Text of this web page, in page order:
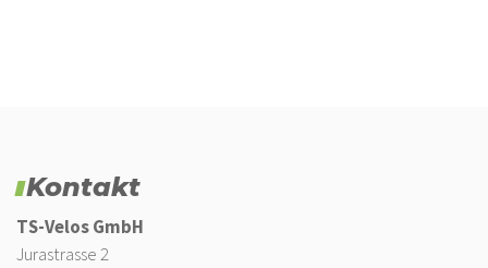
Kontakt
TS-Velos GmbH
Jurastrasse 2